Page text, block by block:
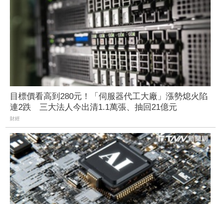
目標價看高到280元！「伺服器代工大廠」漲勢熄火陷
連2跌 三大法人今出清1.1萬張、抽回21億元
財經